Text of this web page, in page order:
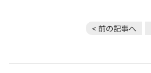
< 前の記事へ